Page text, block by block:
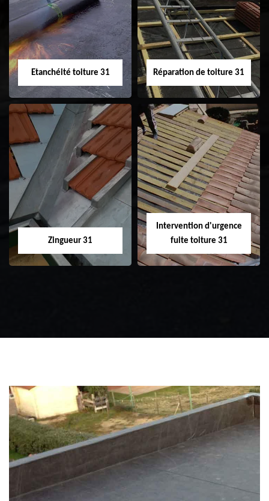
31
demoussage de
toiture 31
Etanchéité toiture 31
Etanchéité toiture
31
Réparation de toiture 31
Réparation de
toiture 31
Zingueur 31
Intervention d'urgence
fuite toiture 31